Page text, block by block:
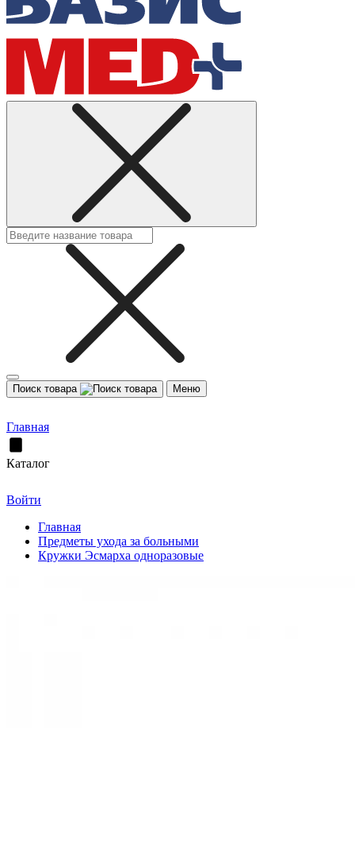
Поиск товара Меню
Главная
Каталог
Войти
Главная
Предметы ухода за больными
Кружки Эсмарха одноразовые